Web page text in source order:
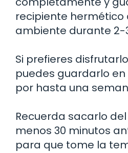
recipiente
ambiente durante 2-
Si prefieres
puedes guardarlo
por hasta una
Recuerda sacarlo
menos 30 minutos
para que tome la